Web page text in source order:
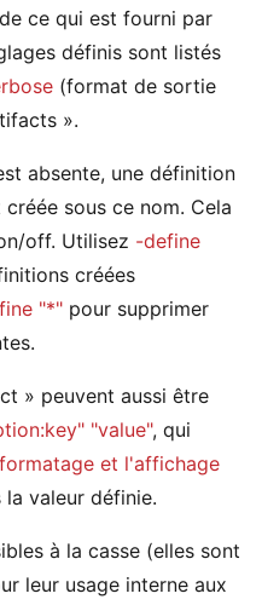
ce qui est fourni par
définis sont listés
(format de sortie
».
absente, une définition
sous ce nom. Cela
off. Utilisez -define
créées
"*" pour supprimer
» peuvent aussi être
"value", qui
formatage et l'affichage
la valeur définie.
à la casse (elles sont
leur usage interne aux